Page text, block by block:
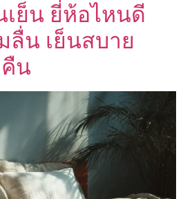
ย็น ยี่ห้อไหนดี
น เย็นสบาย
น